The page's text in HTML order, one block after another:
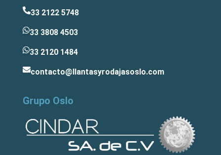
33 2122 5748
33 3808 4503
33 2120 1484
contacto@llantasyrodajasoslo.com
Grupo Oslo